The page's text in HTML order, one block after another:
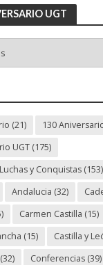
UGT
(21) 130
UGT(175)
y Conquistas(153)
Andalucia (32)
Carmen Castilla (15)
(15) Castilla y
(32) Conferencias(39)